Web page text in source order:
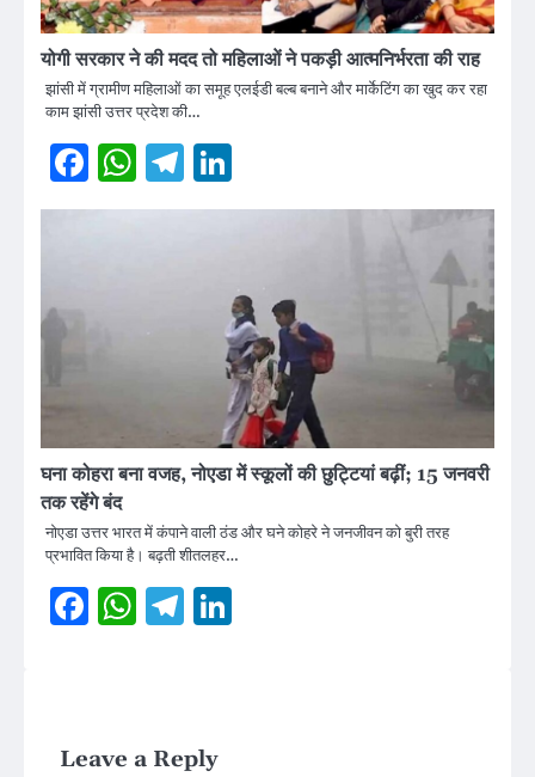
योगी सरकार ने की मदद तो महिलाओं ने पकड़ी आत्मनिर्भरता की राह
झांसी में ग्रामीण महिलाओं का समूह एलईडी बल्ब बनाने और मार्केटिंग का खुद कर रहा
काम झांसी उत्तर प्रदेश की…
Facebook
WhatsApp
Telegram
घना कोहरा बना वजह, नोएडा में स्कूलों की छुट्टियां बढ़ीं; 15 जनवरी
तक रहेंगे बंद
नोएडा उत्तर भारत में कंपाने वाली ठंड और घने कोहरे ने जनजीवन को बुरी तरह
प्रभावित किया है। बढ़ती शीतलहर…
Facebook
WhatsApp
Telegram
Leave a Reply